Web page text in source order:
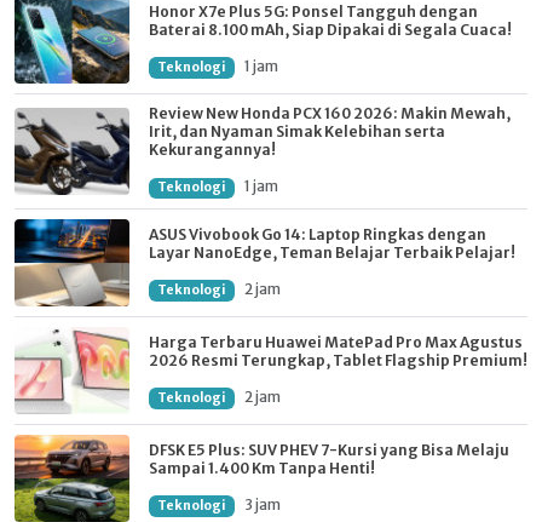
Honor X7e Plus 5G: Ponsel Tangguh dengan
Baterai 8.100 mAh, Siap Dipakai di Segala Cuaca!
Teknologi 1 jam
Review New Honda PCX 160 2026: Makin Mewah,
Irit, dan Nyaman Simak Kelebihan serta
Kekurangannya!
Teknologi 1 jam
ASUS Vivobook Go 14: Laptop Ringkas dengan
Layar NanoEdge, Teman Belajar Terbaik Pelajar!
Teknologi 2 jam
Harga Terbaru Huawei MatePad Pro Max Agustus
2026 Resmi Terungkap, Tablet Flagship Premium!
Teknologi 2 jam
DFSK E5 Plus: SUV PHEV 7-Kursi yang Bisa Melaju
Sampai 1.400 Km Tanpa Henti!
Teknologi 3 jam